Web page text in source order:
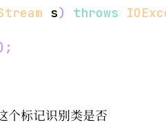
s) throws
;
个标记识别类是否